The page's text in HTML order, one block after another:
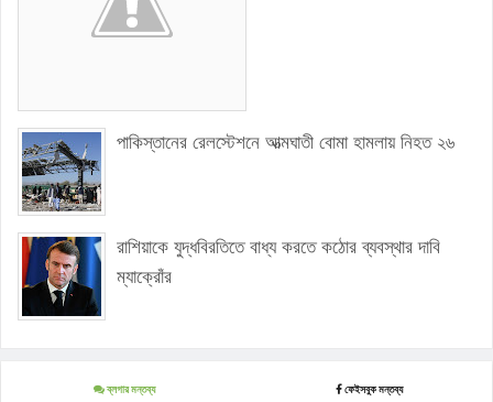
পাকিস্তানের রেলস্টেশনে আত্মঘাতী বোমা হামলায় নিহত ২৬
রাশিয়াকে যুদ্ধবিরতিতে বাধ্য করতে কঠোর ব্যবস্থার দাবি
ম্যাক্রোঁর
ব্লগার মন্তব্য ফেইসবুক মন্তব্য